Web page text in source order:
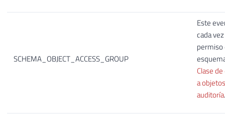
SCHEMA_OBJECT_ACCESS_GROUP
Este
cada
permiso
Clase
a
auditoría.